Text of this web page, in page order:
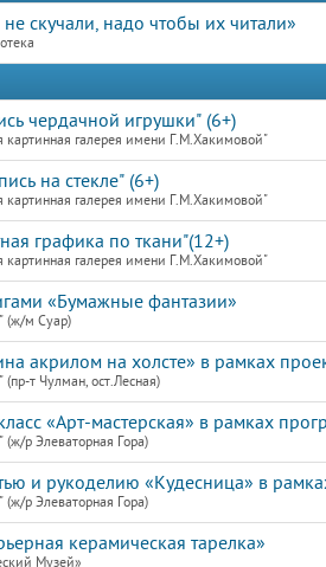
скучали, надо чтобы их читали»
чердачной игрушки" (6+)
картинная галерея имени Г.М.Хакимовой"
на стекле" (6+)
картинная галерея имени Г.М.Хакимовой"
графика по ткани"(12+)
картинная галерея имени Г.М.Хакимовой"
«Бумажные фантазии»
(ж/м Суар)
акрилом на холсте» в рамках
т Чулман, ост.Лесная)
«Арт-мастерская» в рамках
(ж/р Элеваторная Гора)
и рукоделию «Кудесница» в
(ж/р Элеваторная Гора)
керамическая тарелка»
Музей»